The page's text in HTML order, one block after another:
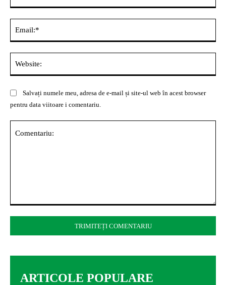
Salvați numele meu, adresa de e-mail și site-ul web în acest browser
pentru data viitoare i comentariu.
ARTICOLE POPULARE